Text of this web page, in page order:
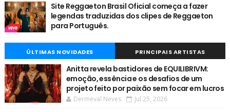
Site Reggaeton Brasil Oficial começa a fazer
legendas traduzidas dos clipes de Reggaeton
para Português.
ÚLTIMAS NOVIDADES PRINCIPAIS ARTISTAS
Anitta revela bastidores de EQUILIBRIVM:
emoção, essência e os desafios de um
projeto feito por paixão sem focar em lucros
Dermeval Neves Jul 25, 2026